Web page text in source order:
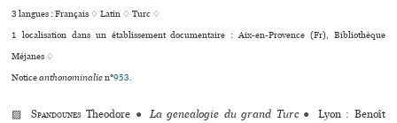
3 langues :Français ♢Latin ♢Turc ♢
1 localisation dans un établissement documentaire : Aix-en-Provence (Fr), Bibliothèque
Méjanes ♢
Noticeanthonominalien°953.
▨Spandounes Theodore ● La genealogie du grand Turc ●
Lyon : Benoît